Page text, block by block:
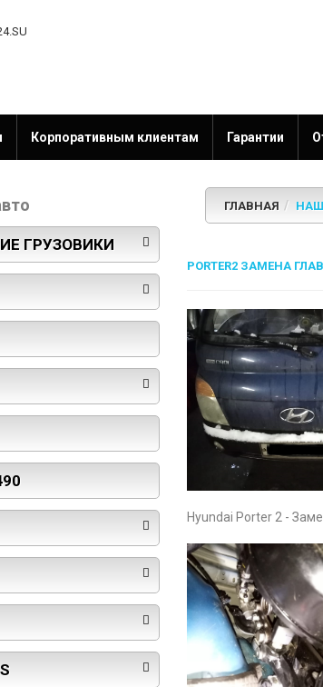
Корпоративным клиентам Гарантии
ГРУЗОВИКИ
ГЛАВНАЯ
PORTER2 ЗАМЕНА
Hyundai Porter 2 -